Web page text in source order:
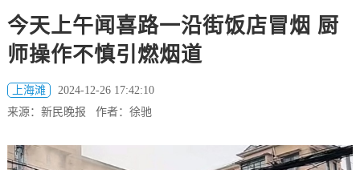
今天上午闻喜路一沿街饭店冒烟 厨
师操作不慎引燃烟道
上海滩
2024-12-26 17:42:10
来源：新民晚报 作者：徐驰